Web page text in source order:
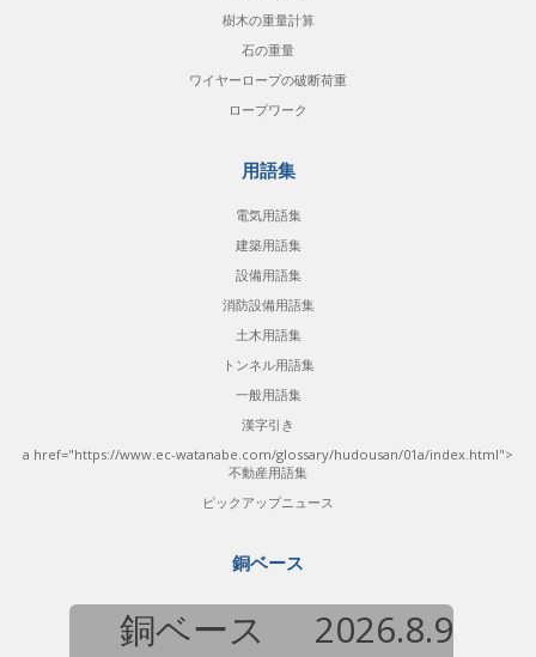
樹木の重量計算
石の重量
ワイヤーロープの破断荷重
ロープワーク
用語集
電気用語集
建築用語集
設備用語集
消防設備用語集
土木用語集
トンネル用語集
一般用語集
漢字引き
a href="https://www.ec-watanabe.com/glossary/hudousan/01a/index.html">
不動産用語集
ピックアップニュース
銅ベース
銅ベース 2026.8.9